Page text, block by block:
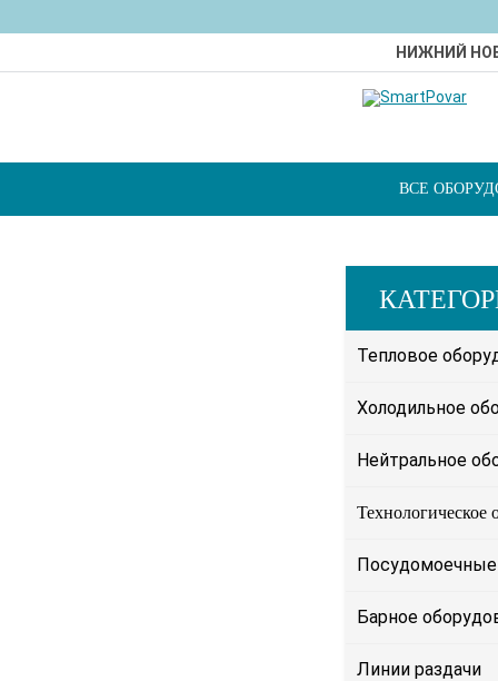
НИЖНИЙ
ВСЕ
Тепловое
Холодильное
Нейтральное
Технологическое
Барное
Линии раздачи